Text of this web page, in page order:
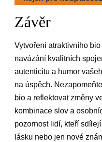
Závěr
Vytvoření atraktivního
navázání kvalitních
autenticitu a humor
na úspěch.
bio a reflektovat změny
kombinace slov a
pozornost lidí, kteří
lásku nebo jen nové